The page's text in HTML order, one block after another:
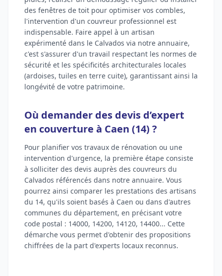
des fenêtres de toit pour optimiser vos combles,
l'intervention d'un couvreur professionnel est
indispensable. Faire appel à un artisan
expérimenté dans le Calvados via notre annuaire,
c'est s'assurer d'un travail respectant les normes de
sécurité et les spécificités architecturales locales
(ardoises, tuiles en terre cuite), garantissant ainsi la
longévité de votre patrimoine.
Où demander des devis d’expert
en couverture à Caen (14) ?
Pour planifier vos travaux de rénovation ou une
intervention d'urgence, la première étape consiste
à solliciter des devis auprès des couvreurs du
Calvados référencés dans notre annuaire. Vous
pourrez ainsi comparer les prestations des artisans
du 14, qu'ils soient basés à Caen ou dans d'autres
communes du département, en précisant votre
code postal : 14000, 14200, 14120, 14400... Cette
démarche vous permet d'obtenir des propositions
chiffrées de la part d'experts locaux reconnus.